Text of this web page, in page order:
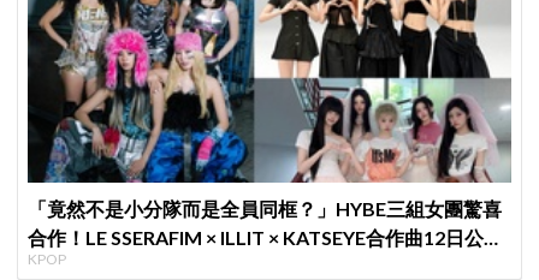
「竟然不是小分隊而是全員同框？」HYBE三組女團驚喜
合作！LE SSERAFIM × ILLIT × KATSEYE合作曲12日公開
＋打歌確定！
KPOP